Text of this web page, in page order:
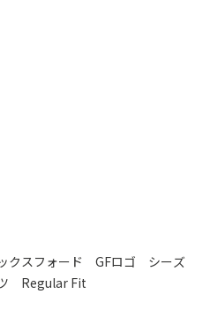
クスフォード GFロゴ シーズ
Regular Fit